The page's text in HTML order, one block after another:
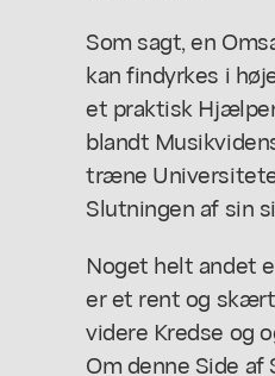
Som sagt, en
kan findyrkes i
et praktisk
blandt
træne
Slutningen af sin
Noget helt andet
er et rent og
videre Kredse og
Om denne Side